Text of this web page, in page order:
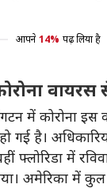
आपने 14% पढ़ लिया है
वायरस
में कोरोना इस
गई है।
फ्लोरिडा में
अमेरिका में